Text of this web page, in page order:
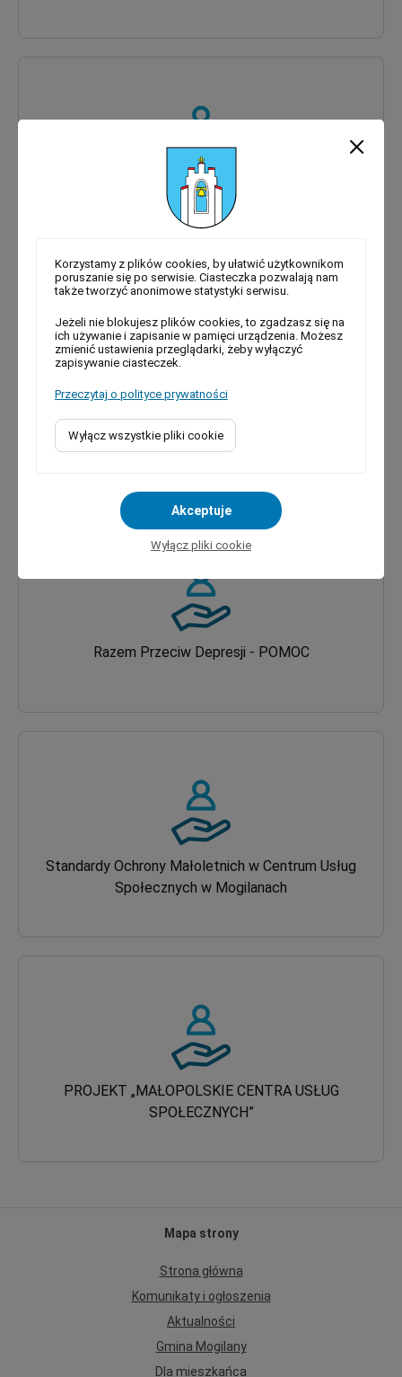
Sekcja Świadczeń Rodzinnych I Funduszu
Alimentacyjnego
Usługa transportowa DOOR-TO-DOOR
Razem Przeciw Depresji - POMOC
Standardy Ochrony Małoletnich w Centrum Usług
Społecznych w Mogilanach
PROJEKT „MAŁOPOLSKIE CENTRA USŁUG
SPOŁECZNYCH”
Mapa strony
Strona główna
Komunikaty i ogłoszenia
Aktualności
Gmina Mogilany
Dla mieszkańca
Korzystamy z plików cookies, by ułatwić użytkownikom
poruszanie się po serwisie. Ciasteczka pozwalają nam
także tworzyć anonimowe statystyki serwisu.
Jeżeli nie blokujesz plików cookies, to zgadzasz się na
ich używanie i zapisanie w pamięci urządzenia. Możesz
zmienić ustawienia przeglądarki, żeby wyłączyć
zapisywanie ciasteczek.
Przeczytaj o polityce prywatności
Wyłącz wszystkie pliki cookie
Akceptuje
Wyłącz pliki cookie